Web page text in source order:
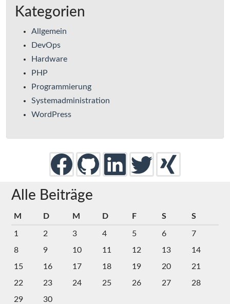
Kategorien
Allgemein
DevOps
Hardware
PHP
Programmierung
Systemadministration
WordPress
Alle Beiträge
M D M D F S S
1 2 3 4 5 6
7
8
9 10 11 12 13
14
15
16 17 18 19 20
21
22
23 24 25 26 27
28
29
30